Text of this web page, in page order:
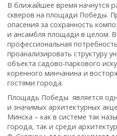
В ближайшее время начнутся
скверов на площади Победы.
опасения за сохранность
и ансамбля площади в целом. В
профессиональная
проанализировать структуру
объекта садово-паркового
коренного минчанина и
гостями города.
Площадь Победы является
и значимых архитектурных
Минска – как в системе так
города, так и среди